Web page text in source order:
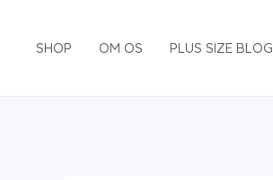
SHOP OM OS PLUS SIZE BLOG